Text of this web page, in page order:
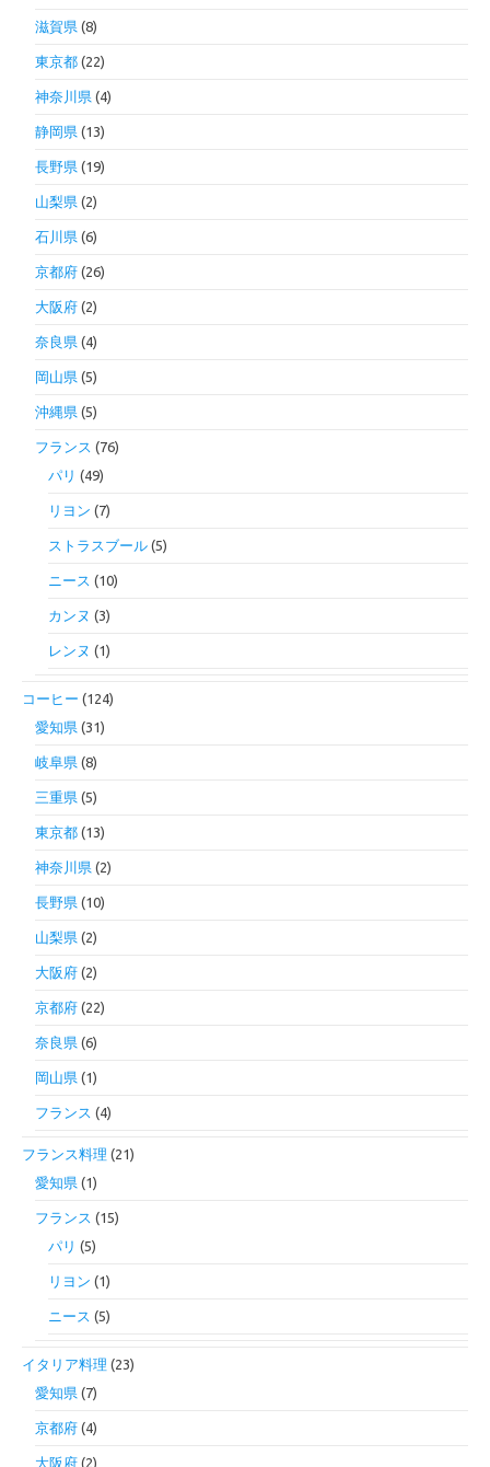
滋賀県 (8)
東京都 (22)
神奈川県 (4)
静岡県 (13)
長野県 (19)
山梨県 (2)
石川県 (6)
京都府 (26)
大阪府 (2)
奈良県 (4)
岡山県 (5)
沖縄県 (5)
フランス (76)
パリ (49)
リヨン (7)
ストラスブール (5)
ニース (10)
カンヌ (3)
レンヌ (1)
コーヒー (124)
愛知県 (31)
岐阜県 (8)
三重県 (5)
東京都 (13)
神奈川県 (2)
長野県 (10)
山梨県 (2)
大阪府 (2)
京都府 (22)
奈良県 (6)
岡山県 (1)
フランス (4)
フランス料理 (21)
愛知県 (1)
フランス (15)
パリ (5)
リヨン (1)
ニース (5)
イタリア料理 (23)
愛知県 (7)
京都府 (4)
大阪府 (2)